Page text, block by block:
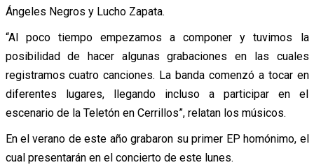
Ángeles Negros y Lucho Zapata.
“Al poco tiempo empezamos a componer y tuvimos la
posibilidad de hacer algunas grabaciones en las cuales
registramos cuatro canciones. La banda comenzó a tocar en
diferentes lugares, llegando incluso a participar en el
escenario de la Teletón en Cerrillos”, relatan los músicos.
En el verano de este año grabaron su primer EP homónimo, el
cual presentarán en el concierto de este lunes.